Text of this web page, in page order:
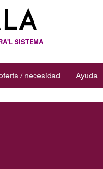
SISTEMA
/ necesidad Ayuda